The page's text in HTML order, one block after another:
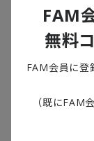
（HVVA）」を分
設計論を、他の地
ふるさと納税か
消費財・
活性
年5月の制度開始以
FAM
無料
FAM会員に登
（既にFAM